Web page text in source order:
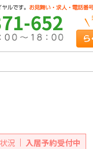
652
況 入居予約受付中